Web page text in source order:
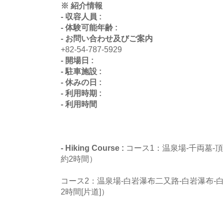
※ 紹介情報
- 収容人員 :
- 体験可能年齢 :
- お問い合わせ及びご案内
+82-54-787-5929
- 開場日 :
- 駐車施設 :
- 休みの日 :
- 利用時期 :
- 利用時間
- Hiking Course : コース1：温泉場-千両墓-
約2時間）
コース2：温泉場-白岩瀑布二又路-白岩瀑布-
2時間[片道]）